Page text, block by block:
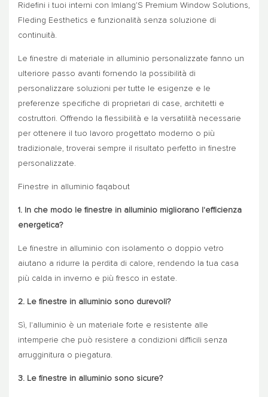
Ridefini i tuoi interni con Imlang’S Premium Window Solutions,
Fleding Eesthetics e funzionalità senza soluzione di
continuità.
Le finestre di materiale in alluminio personalizzate fanno un
ulteriore passo avanti fornendo la possibilità di
personalizzare soluzioni per tutte le esigenze e le
preferenze specifiche di proprietari di case, architetti e
costruttori. Offrendo la flessibilità e la versatilità necessarie
per ottenere il tuo lavoro progettato moderno o più
tradizionale, troverai sempre il risultato perfetto in finestre
personalizzate.
Finestre in alluminio faqabout
1. In che modo le finestre in alluminio migliorano l'efficienza
energetica?
Le finestre in alluminio con isolamento o doppio vetro
aiutano a ridurre la perdita di calore, rendendo la tua casa
più calda in inverno e più fresco in estate.
2. Le finestre in alluminio sono durevoli?
Sì, l'alluminio è un materiale forte e resistente alle
intemperie che può resistere a condizioni difficili senza
arrugginitura o piegatura.
3. Le finestre in alluminio sono sicure?